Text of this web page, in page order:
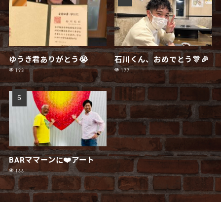
ゆうき君ありがとう😭
193
石川くん、おめでとう🎊🎉
177
BARママーンに❤️アート
166